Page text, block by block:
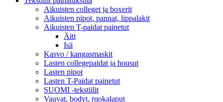
Aikuisten colleget ja boxerit
Aikuisten pipot, pannat, lippalakit
Aikuisten T-paidat painetut
Äiti
Isä
Kasvo / kangasmaskit
Lasten collegepaidat ja housut
Lasten pipot
Lasten T-Paidat painetut
SUOMI -tekstiilit
Vauvat, bodyt, ruokalaput